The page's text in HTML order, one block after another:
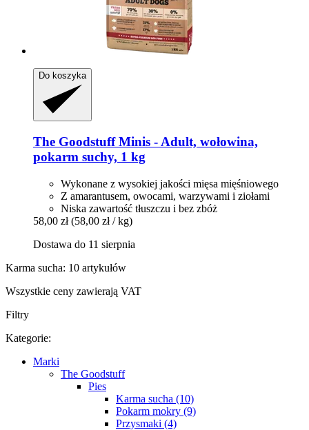
Do koszyka
The GoodstuffMinis -​ Adult, wołowina,
pokarm suchy, 1 kg
Wykonane z wysokiej jakości mięsa mięśniowego
Z amarantusem, owocami, warzywami i ziołami
Niska zawartość tłuszczu i bez zbóż
58,00 zł (58,00 zł / kg)
Dostawa do 11 sierpnia
Karma sucha: 10 artykułów
Wszystkie ceny zawierają VAT
Filtry
Kategorie:
Marki
The Goodstuff
Pies
Karma sucha (10)
Pokarm mokry (9)
Przysmaki (4)